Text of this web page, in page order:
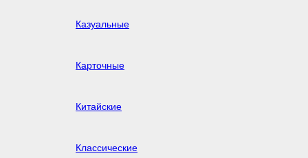
Казуальные
Карточные
Китайские
Классические